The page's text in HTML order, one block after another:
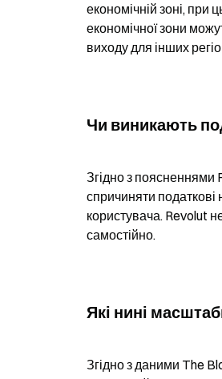
економічній зоні, при
економічної зони
виходу для інших
Чи виникають
Згідно з поясненнями
спричиняти
користувача. Revolut
самостійно.
Які нині
Згідно з даними The